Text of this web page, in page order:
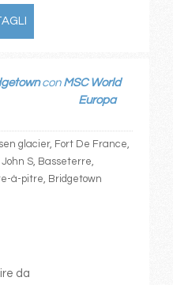
con MSC World
Europa
glacier, Fort De France,
S, Basseterre,
à-pitre, Bridgetown
da